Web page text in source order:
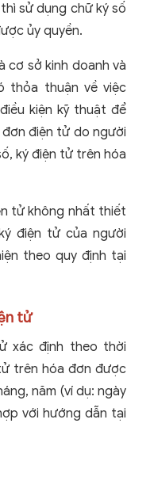
sử dụng chữ ký số
ủy quyền.
cơ sở kinh doanh và
thỏa thuận về việc
kiện kỹ thuật để
điện tử do người
ký điện tử trên hóa
tử không nhất thiết
điện tử của người
theo quy định tại
tử
xác định theo thời
trên hóa đơn được
năm (ví dụ: ngày
với hướng dẫn tại